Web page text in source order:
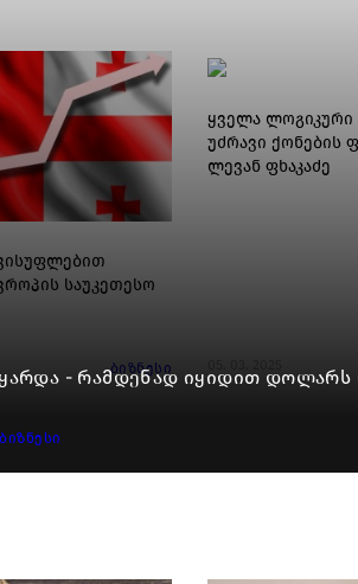
საუკეთესო
ბიზნესი
ყველა ლოგიკური
უძრავი ქონების
ლევან ფხაკაძე
- რამდენად იყიდით დოლარს
ბიზნესი